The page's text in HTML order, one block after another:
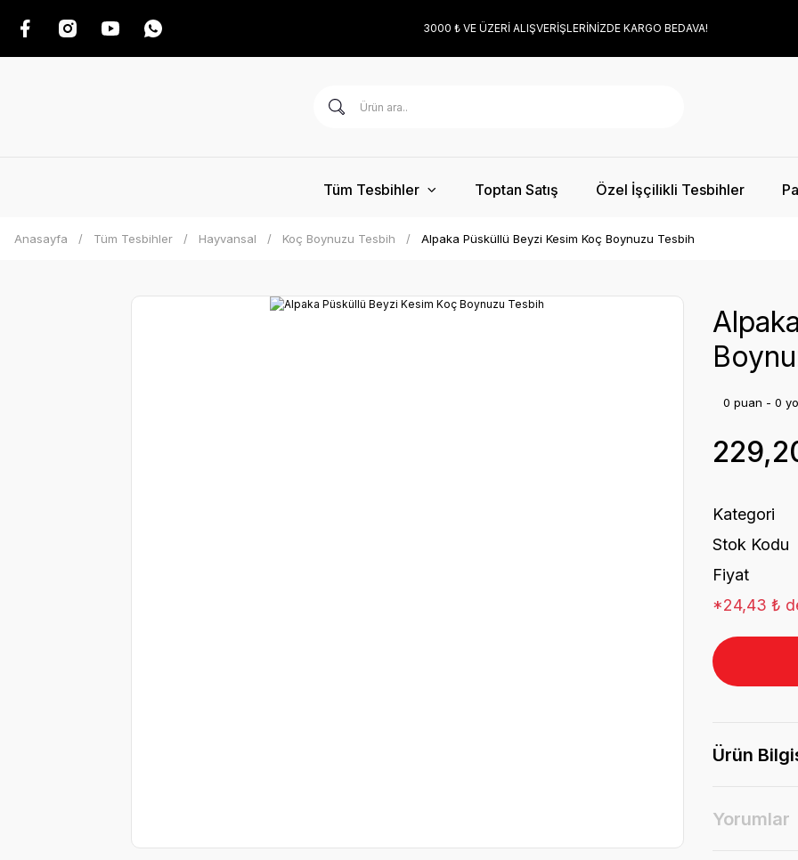
3000 ₺ VE ÜZERİ ALIŞVERİŞLERİNİZDE KARGO BEDAVA!
Tüm Tesbihler Toptan Satış Özel İşçilikli Tesbihler
Anasayfa Tüm Tesbihler Hayvansal Koç Boynuzu Tesbih Alpaka Püsküllü Beyzi Kesim Koç Boynuzu Tesbih
0 puan - 0
Kategori
Stok Kodu
Fiyat
*24,43 ₺
Ürün
Yorumlar